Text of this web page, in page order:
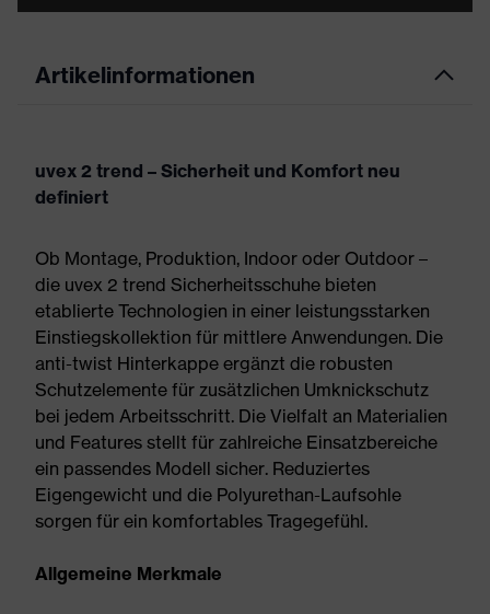
Artikelinformationen
uvex 2 trend – Sicherheit und Komfort neu
definiert
Ob Montage, Produktion, Indoor oder Outdoor –
die uvex 2 trend Sicherheitsschuhe bieten
etablierte Technologien in einer leistungsstarken
Einstiegskollektion für mittlere Anwendungen. Die
anti-twist Hinterkappe ergänzt die robusten
Schutzelemente für zusätzlichen Umknickschutz
bei jedem Arbeitsschritt. Die Vielfalt an Materialien
und Features stellt für zahlreiche Einsatzbereiche
ein passendes Modell sicher. Reduziertes
Eigengewicht und die Polyurethan-Laufsohle
sorgen für ein komfortables Tragegefühl.
Allgemeine Merkmale